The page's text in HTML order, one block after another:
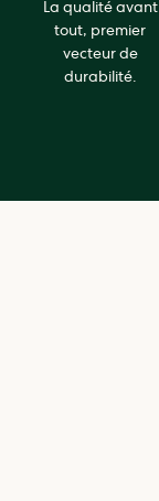
La qualité avant
tout, premier
vecteur de
durabilité.